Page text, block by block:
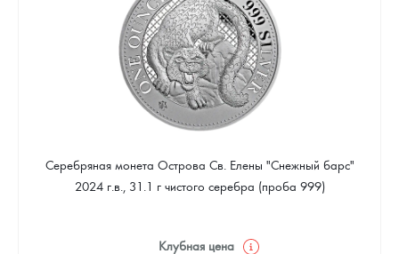
Серебряная монета Острова Св. Елены "Снежный барс"
2024 г.в., 31.1 г чистого серебра (проба 999)
Клубная цена